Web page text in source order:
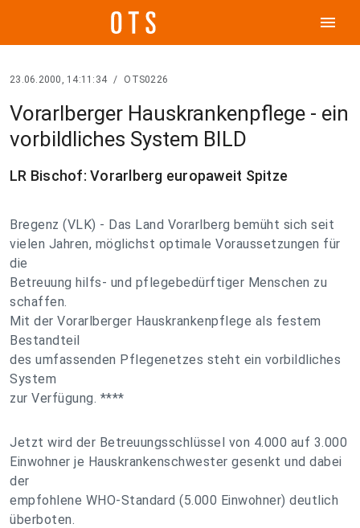
menu
23.06.2000, 14:11:34 / OTS0226
Vorarlberger Hauskrankenpflege - ein
vorbildliches System BILD
LR Bischof: Vorarlberg europaweit Spitze
Bregenz (VLK) - Das Land Vorarlberg bemüht sich seit
vielen Jahren, möglichst optimale Voraussetzungen für
die
Betreuung hilfs- und pflegebedürftiger Menschen zu
schaffen.
Mit der Vorarlberger Hauskrankenpflege als festem
Bestandteil
des umfassenden Pflegenetzes steht ein vorbildliches
System
zur Verfügung. ****
Jetzt wird der Betreuungsschlüssel von 4.000 auf 3.000
Einwohner je Hauskrankenschwester gesenkt und dabei
der
empfohlene WHO-Standard (5.000 Einwohner) deutlich
überboten.